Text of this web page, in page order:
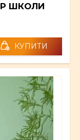
ШКОЛИ
КУПИТИ